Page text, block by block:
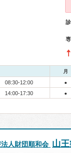
月
08:30-12:00 ●
14:00-17:30 ●
法人財団順和会 山